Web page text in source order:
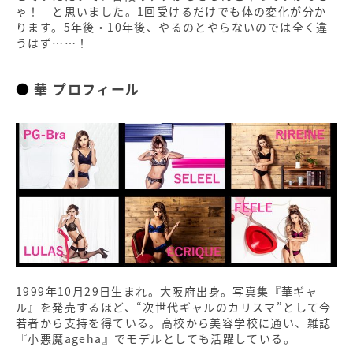
ゃ！ と思いました。1回受けるだけでも体の変化が分か
ります。5年後・10年後、やるのとやらないのでは全く違
うはず……！
華 プロフィール
1999年10月29日生まれ。大阪府出身。写真集『華ギャ
ル』を発売するほど、“次世代ギャルのカリスマ”として今
若者から支持を得ている。高校から美容学校に通い、雑誌
『小悪魔ageha』でモデルとしても活躍している。